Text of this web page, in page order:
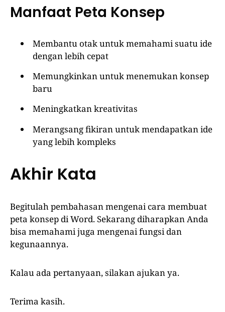
Manfaat Peta Konsep
Membantu otak untuk memahami suatu ide
dengan lebih cepat
Memungkinkan untuk menemukan konsep
baru
Meningkatkan kreativitas
Merangsang fikiran untuk mendapatkan ide
yang lebih kompleks
Akhir Kata
Begitulah pembahasan mengenai cara membuat
peta konsep di Word. Sekarang diharapkan Anda
bisa memahami juga mengenai fungsi dan
kegunaannya.
Kalau ada pertanyaan, silakan ajukan ya.
Terima kasih.